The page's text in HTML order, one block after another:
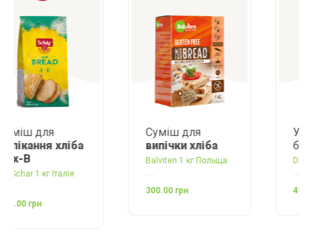
Суміш для
випічки хліба
Універсальне
борошно
Dr. Schar 1 кг Італія
413.00 грн